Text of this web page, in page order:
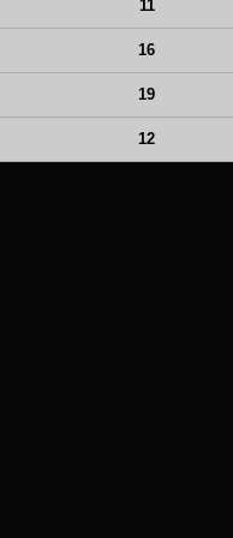
11
16
19
12